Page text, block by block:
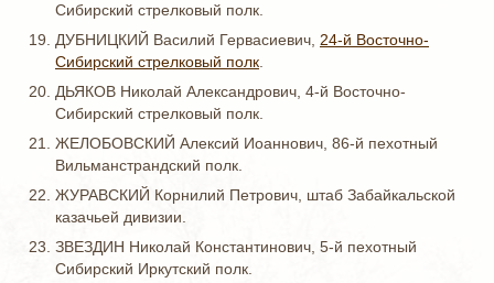
Сибирский стрелковый полк.
ДУБНИЦКИЙ Василий Гервасиевич, 24-й Восточно-
Сибирский стрелковый полк
ДЬЯКОВ Николай Александрович, 4-й Восточно-
Сибирский стрелковый полк.
ЖЕЛОБОВСКИЙ Алексий Иоаннович, 86-й пехотный
Вильманстрандский полк.
ЖУРАВСКИЙ Корнилий Петрович, штаб Забайкальской
казачьей дивизии.
ЗВЕЗДИН Николай Константинович, 5-й пехотный
Сибирский Иркутский полк.